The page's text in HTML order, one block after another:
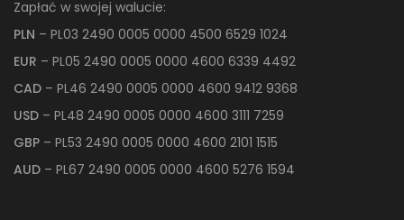
Zapłać w swojej walucie:
PLN – PL03 2490 0005 0000 4500 6529 1024
EUR – PL05 2490 0005 0000 4600 6339 4492
CAD – PL46 2490 0005 0000 4600 9412 9368
USD – PL48 2490 0005 0000 4600 3111 7259
GBP – PL53 2490 0005 0000 4600 2101 1515
AUD – PL67 2490 0005 0000 4600 5276 1594